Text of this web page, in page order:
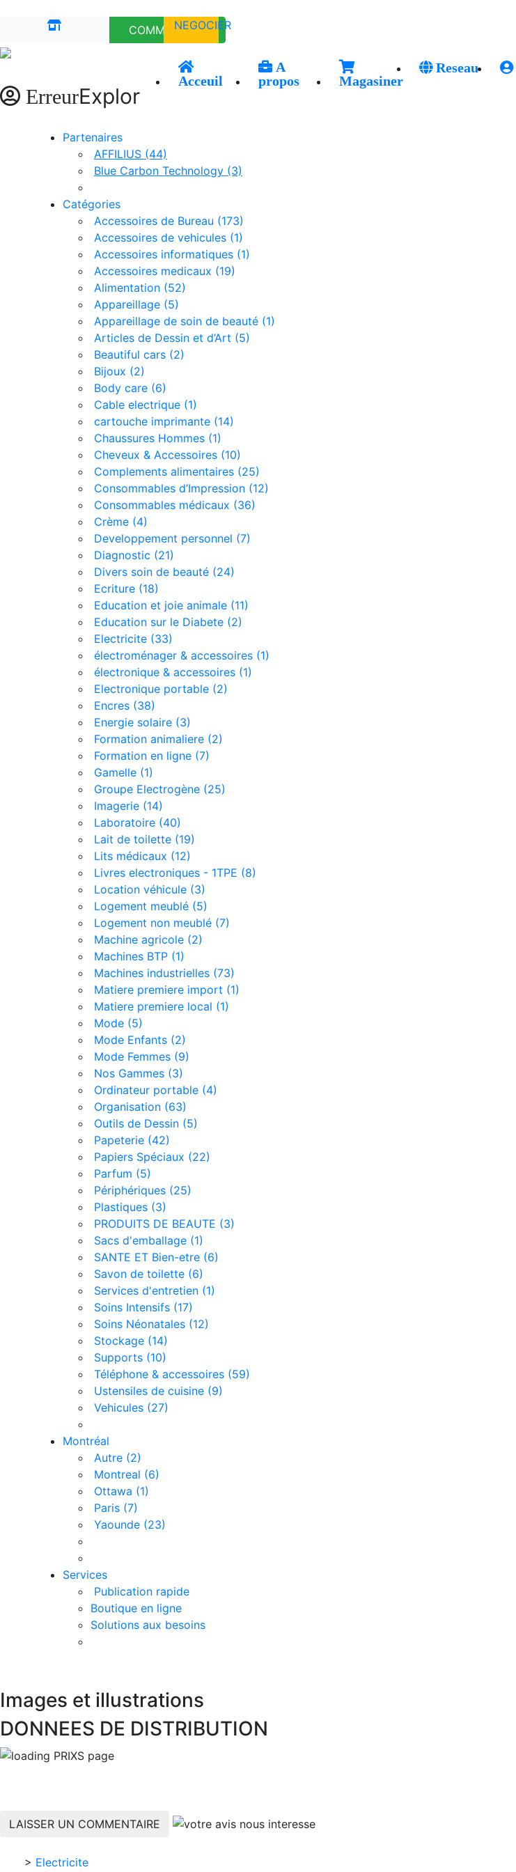
COMMANDER
NEGOCIER
Erreur
Login
Catégories
ErreurExplor
Acceuil
A
propos
Magasiner
Reseau
Partenaires
AFFILIUS (44)
Blue Carbon Technology (3)
Catégories
Accessoires de Bureau (173)
Accessoires de vehicules (1)
Accessoires informatiques (1)
Accessoires medicaux (19)
Alimentation (52)
Appareillage (5)
Appareillage de soin de beauté (1)
Articles de Dessin et d’Art (5)
Beautiful cars (2)
Bijoux (2)
Body care (6)
Cable electrique (1)
cartouche imprimante (14)
Chaussures Hommes (1)
Cheveux & Accessoires (10)
Complements alimentaires (25)
Consommables d’Impression (12)
Consommables médicaux (36)
Crème (4)
Developpement personnel (7)
Diagnostic (21)
Divers soin de beauté (24)
Ecriture (18)
Education et joie animale (11)
Education sur le Diabete (2)
Electricite (33)
électroménager & accessoires (1)
électronique & accessoires (1)
Electronique portable (2)
Encres (38)
Energie solaire (3)
Formation animaliere (2)
Formation en ligne (7)
Gamelle (1)
Groupe Electrogène (25)
Imagerie (14)
Laboratoire (40)
Lait de toilette (19)
Lits médicaux (12)
Livres electroniques - 1TPE (8)
Location véhicule (3)
Logement meublé (5)
Logement non meublé (7)
Machine agricole (2)
Machines BTP (1)
Machines industrielles (73)
Matiere premiere import (1)
Matiere premiere local (1)
Mode (5)
Mode Enfants (2)
Mode Femmes (9)
Nos Gammes (3)
Ordinateur portable (4)
Organisation (63)
Outils de Dessin (5)
Papeterie (42)
Papiers Spéciaux (22)
Parfum (5)
Périphériques (25)
Plastiques (3)
PRODUITS DE BEAUTE (3)
Sacs d'emballage (1)
SANTE ET Bien-etre (6)
Savon de toilette (6)
Services d'entretien (1)
Soins Intensifs (17)
Soins Néonatales (12)
Stockage (14)
Supports (10)
Téléphone & accessoires (59)
Ustensiles de cuisine (9)
Vehicules (27)
Montréal
Autre (2)
Montreal (6)
Ottawa (1)
Paris (7)
Yaounde (23)
Services
Publication rapide
Boutique en ligne
Solutions aux besoins
Images et illustrations
DONNEES DE DISTRIBUTION
LAISSER UN COMMENTAIRE
> Electricite